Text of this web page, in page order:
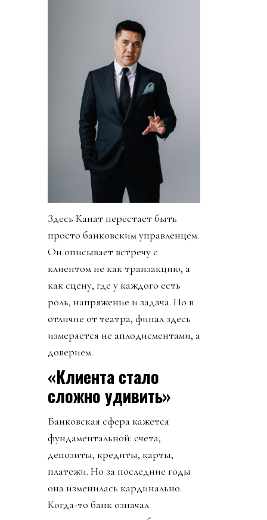
Здесь Канат перестает быть
просто банковским управленцем.
Он описывает встречу с
клиентом не как транзакцию, а
как сцену, где у каждого есть
роль, напряжение и задача. Но в
отличие от театра, финал здесь
измеряется не аплодисментами, а
доверием.
«Клиента стало
сложно удивить»
Банковская сфера кажется
фундаментальной: счета,
депозиты, кредиты, карты,
платежи. Но за последние годы
она изменилась кардинально.
Когда-то банк означал